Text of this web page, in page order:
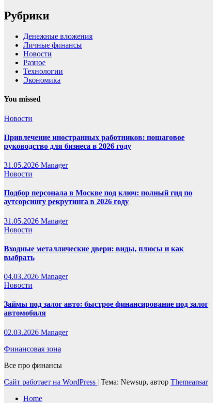
Рубрики
Денежные вложения
Личные финансы
Новости
Разное
Технологии
Экономика
You missed
Новости
Привлечение иностранных работников: пошаговое
руководство для бизнеса в 2026 году
31.05.2026 Manager
Новости
Подбор персонала в Москве под ключ: полный гид по
аутсорсингу рекрутинга в 2026 году
31.05.2026 Manager
Новости
Входные металлические двери: виды, плюсы и как
выбрать
04.03.2026 Manager
Новости
Займы под залог авто: быстрое финансирование под залог
автомобиля
02.03.2026 Manager
Финансовая зона
Все про финансы
Сайт работает на WordPress | Тема: Newsup, автор Themeansar
Home